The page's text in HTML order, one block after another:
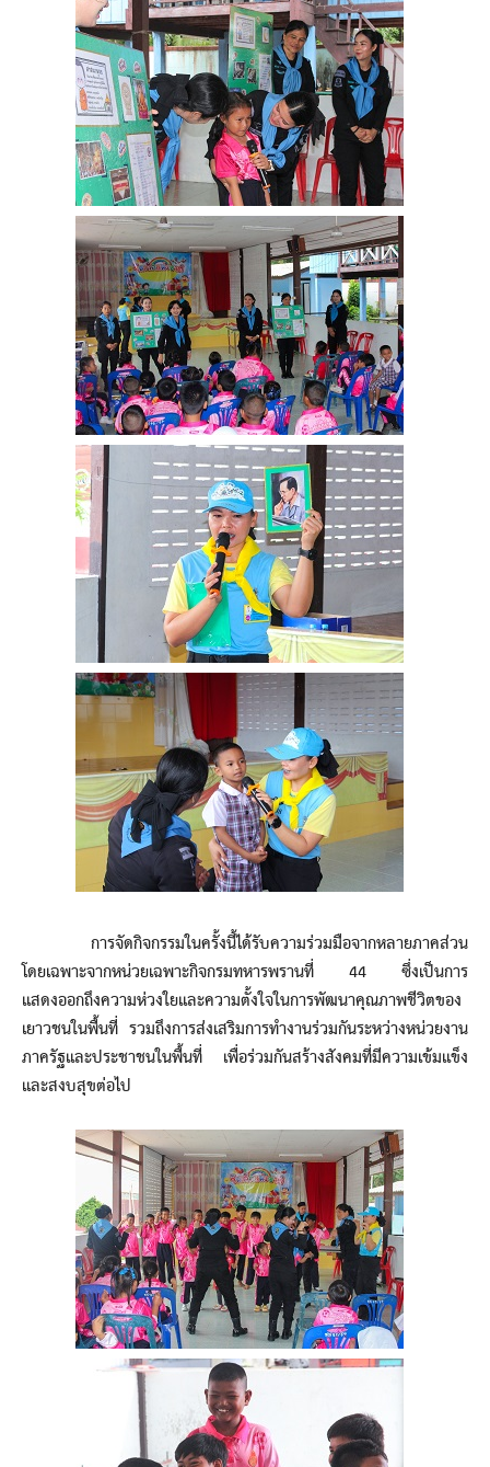
การจัดกิจกรรมในครั้งนี้ได้รับความร่วมมือจากหลายภาคส่วน
โดยเฉพาะจากหน่วยเฉพาะกิจกรมทหารพรานที่ 44 ซึ่งเป็นการ
แสดงออกถึงความห่วงใยและความตั้งใจในการพัฒนาคุณภาพชีวิตของ
เยาวชนในพื้นที่ รวมถึงการส่งเสริมการทำงานร่วมกันระหว่างหน่วยงาน
ภาครัฐและประชาชนในพื้นที่ เพื่อร่วมกันสร้างสังคมที่มีความเข้มแข็ง
และสงบสุขต่อไป